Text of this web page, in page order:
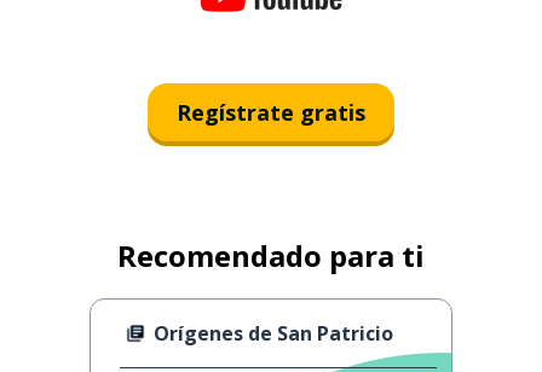
Regístrate gratis
Recomendado para ti
Orígenes de San Patricio